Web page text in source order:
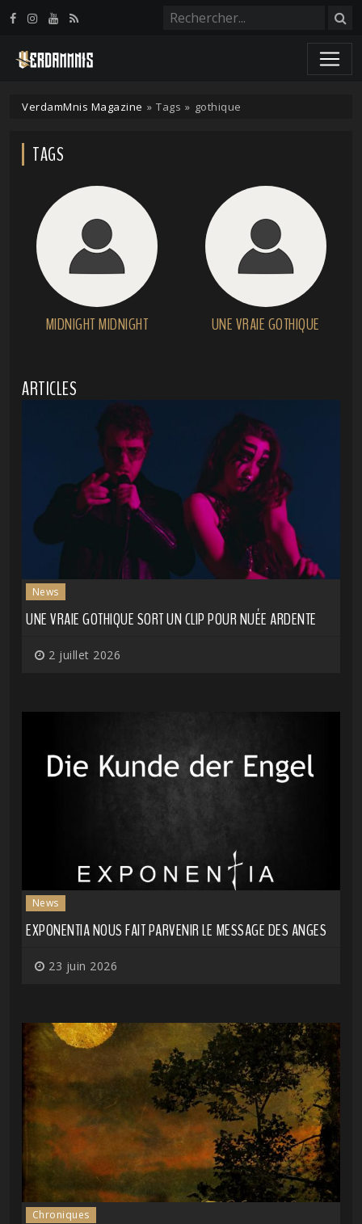
VerdamMnis Magazine » Tags » gothique
TAGS
MIDNIGHT MIDNIGHT UNE VRAIE GOTHIQUE
ARTICLES
News
UNE VRAIE GOTHIQUE SORT UN CLIP POUR NUÉE ARDENTE
2 juillet 2026
News
EXPONENTIA NOUS FAIT PARVENIR LE MESSAGE DES ANGES
23 juin 2026
Chroniques
Panneau de gestion des cookies